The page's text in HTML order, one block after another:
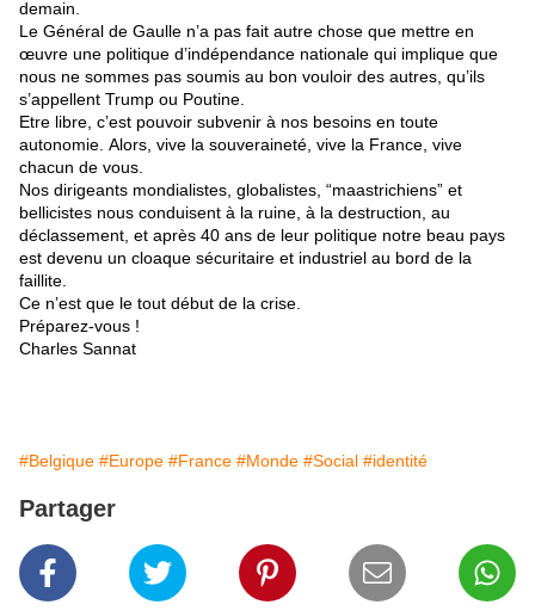
demain.
Le Général de Gaulle n’a pas fait autre chose que mettre en
œuvre une politique d’indépendance nationale qui implique que
nous ne sommes pas soumis au bon vouloir des autres, qu’ils
s’appellent Trump ou Poutine.
Etre libre, c’est pouvoir subvenir à nos besoins en toute
autonomie. Alors, vive la souveraineté, vive la France, vive
chacun de vous.
Nos dirigeants mondialistes, globalistes, “maastrichiens” et
bellicistes nous conduisent à la ruine, à la destruction, au
déclassement, et après 40 ans de leur politique notre beau pays
est devenu un cloaque sécuritaire et industriel au bord de la
faillite.
Ce n’est que le tout début de la crise.
Préparez-vous !
Charles Sannat
#Belgique #Europe #France #Monde #Social #identité
Partager